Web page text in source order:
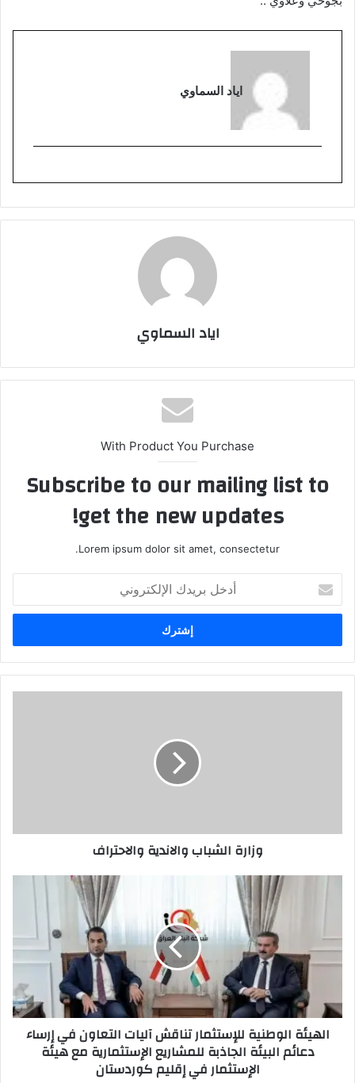
اياد السماوي
اياد السماوي
With Product You Purchase
Subscribe to our mailing list to
get the new updates!
Lorem ipsum dolor sit amet, consectetur.
بريدك
الإلكتروني
وزارة الشباب والاندية والاحتراف
آليات
التعاون
دعائم
البيئةالهيئة الوطنية للإستثمار تناقش آليات التعاون في إرساء
دعائم البيئة الجاذبة للمشاريع الإستثمارية مع هيئة
الإستثمار في إقليم كوردستان